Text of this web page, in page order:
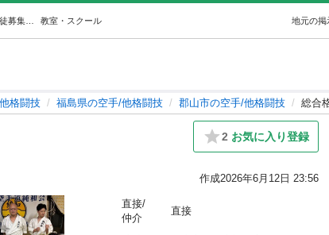
教室・スクール 地元の掲
格闘技 福島県の空手/他格闘技 郡山市の空手/他格闘技 総合
2 お気に入り登録
作成2026年6月12日 23:56
直接/
仲介
直接